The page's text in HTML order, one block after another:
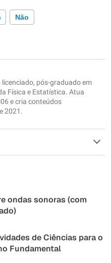
Não
incorreta
que procuro
pós-graduado em
Física e Estatística. Atua
e cria conteúdos
2021.
ondas sonoras (com
de Ciências para o
Fundamental